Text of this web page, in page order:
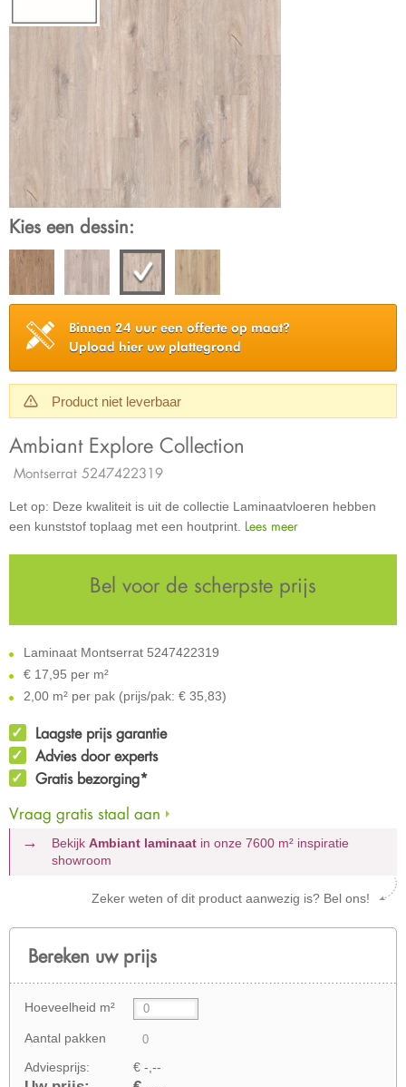
Kies een dessin:
Binnen 24 uur een offerte op maat?
Upload hier uw plattegrond
Product niet leverbaar
Ambiant Explore Collection
Montserrat 5247422319
Let op: Deze kwaliteit is uit de collectie Laminaatvloeren hebben
een kunststof toplaag met een houtprint. Lees meer
Bel voor de scherpste prijs
Laminaat Montserrat 5247422319
€ 17,95 per m²
2,00 m² per pak (prijs/pak: € 35,83)
Laagste prijs garantie
Advies door experts
Gratis bezorging*
Vraag gratis staal aan
Bekijk Ambiant laminaatin onze 7600 m² inspiratie
showroom
Zeker weten of dit product aanwezig is? Bel ons!
Bereken uw prijs
Hoeveelheid m²
Aantal pakken
Adviesprijs: € -,--